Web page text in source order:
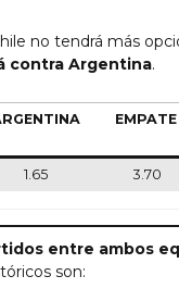
no tendrá más
contra Argentina.
EMPATE
1.65 3.70
entre ambos
son: